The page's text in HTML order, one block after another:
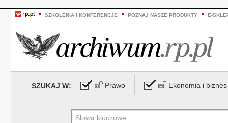
SZKOLENIA I KONFERENCJE POZNAJ NASZE PRODUKTY E-
SZUKAJ W: Prawo Ekonomia i biznes